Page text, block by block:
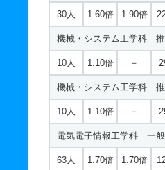
学校教育課程／中等教育
テ
2人 1.70倍 1倍
学校教育課程／中等教育
テ
4人 2.50倍
30人 1.60倍 1.90倍
機械・システム工学科
10人 1.10倍 －
機械・システム工学科
10人 1.10倍 －
電気電子情報工学科 一
63人 1.70倍 1.70倍